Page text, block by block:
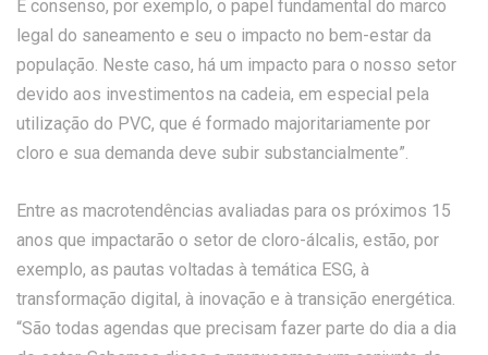
É consenso, por exemplo, o papel fundamental do marco
legal do saneamento e seu o impacto no bem-estar da
população. Neste caso, há um impacto para o nosso setor
devido aos investimentos na cadeia, em especial pela
utilização do PVC, que é formado majoritariamente por
cloro e sua demanda deve subir substancialmente”.
Entre as macrotendências avaliadas para os próximos 15
anos que impactarão o setor de cloro-álcalis, estão, por
exemplo, as pautas voltadas à temática ESG, à
transformação digital, à inovação e à transição energética.
“São todas agendas que precisam fazer parte do dia a dia